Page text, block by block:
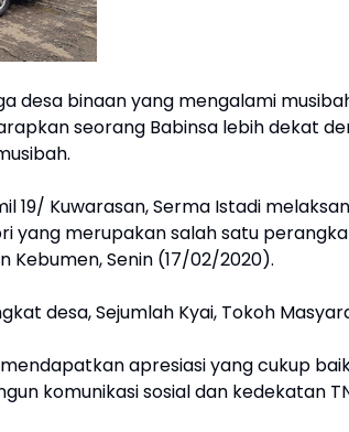
desa binaan yang mengalami
seorang Babinsa lebih dekat
19/ Kuwarasan, Serma Istadi
yang merupakan salah satu
Kebumen, Senin (17/02/2020).
desa, Sejumlah Kyai, Tokoh
apresiasi yang cukup
komunikasi sosial dan kedekatan